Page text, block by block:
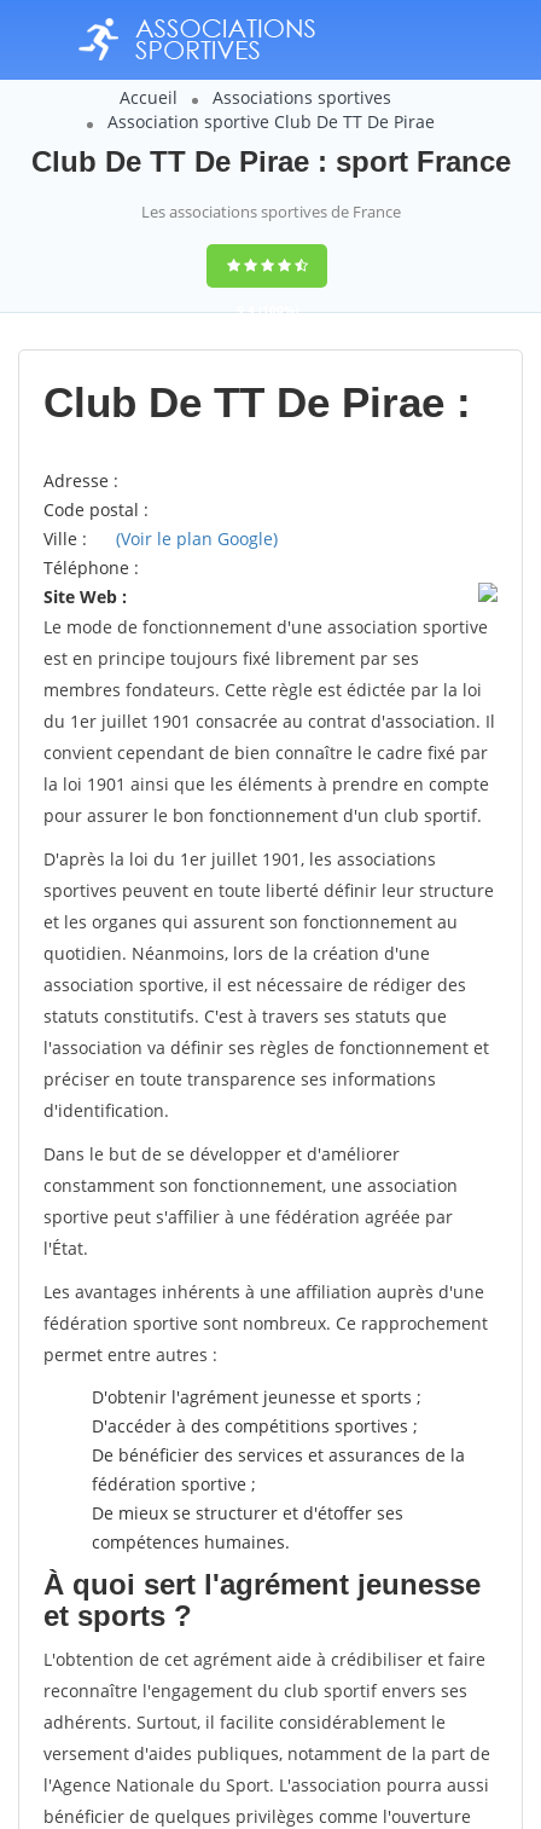
Accueil
Associations sportives
Association sportive Club De TT De Pirae
Club De TT De Pirae : sport France
Les associations sportives de France
9,4(100%)
14358votes
Club De TT De Pirae :
Adresse :
Code postal :
Ville :
(Voir le plan Google)
Téléphone :
Site Web :
Le mode de fonctionnement d'une association sportive
est en principe toujours fixé librement par ses
membres fondateurs. Cette règle est édictée par la loi
du 1er juillet 1901 consacrée au contrat d'association. Il
convient cependant de bien connaître le cadre fixé par
la loi 1901 ainsi que les éléments à prendre en compte
pour assurer le bon fonctionnement d'un club sportif.
D'après la loi du 1er juillet 1901, les associations
sportives peuvent en toute liberté définir leur structure
et les organes qui assurent son fonctionnement au
quotidien. Néanmoins, lors de la création d'une
association sportive, il est nécessaire de rédiger des
statuts constitutifs. C'est à travers ses statuts que
l'association va définir ses règles de fonctionnement et
préciser en toute transparence ses informations
d'identification.
Dans le but de se développer et d'améliorer
constamment son fonctionnement, une association
sportive peut s'affilier à une fédération agréée par
l'État.
Les avantages inhérents à une affiliation auprès d'une
fédération sportive sont nombreux. Ce rapprochement
permet entre autres :
D'obtenir l'agrément jeunesse et sports ;
D'accéder à des compétitions sportives ;
De bénéficier des services et assurances de la
fédération sportive ;
De mieux se structurer et d'étoffer ses
compétences humaines.
À quoi sert l'agrément jeunesse
et sports ?
L'obtention de cet agrément aide à crédibiliser et faire
reconnaître l'engagement du club sportif envers ses
adhérents. Surtout, il facilite considérablement le
versement d'aides publiques, notamment de la part de
l'Agence Nationale du Sport. L'association pourra aussi
bénéficier de quelques privilèges comme l'ouverture